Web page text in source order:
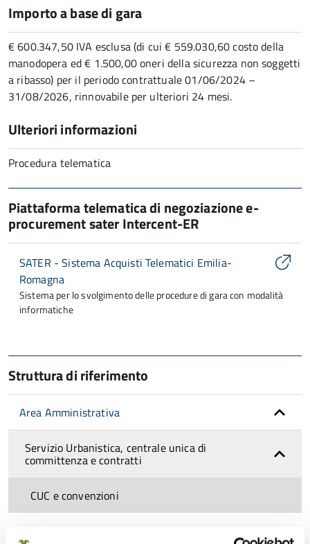
Importo a base di gara
€ 600.347,50 IVA esclusa (di cui € 559.030,60 costo della
manodopera ed € 1.500,00 oneri della sicurezza non soggetti
a ribasso) per il periodo contrattuale 01/06/2024 –
31/08/2026, rinnovabile per ulteriori 24 mesi.
Ulteriori informazioni
Procedura telematica
Piattaforma telematica di negoziazione e-
procurement sater Intercent-ER
SATER - Sistema Acquisti Telematici Emilia-
Romagna
Sistema per lo svolgimento delle procedure di gara con modalità
informatiche
Struttura di riferimento
Area Amministrativa
Servizio Urbanistica, centrale unica di
committenza e contratti
CUC e convenzioni